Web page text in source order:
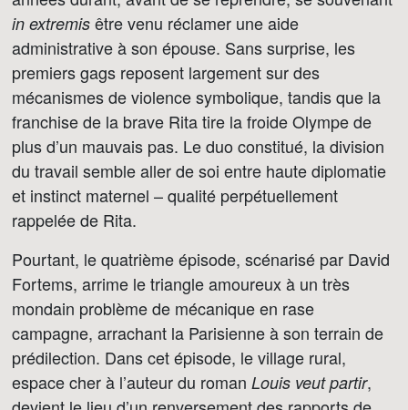
in extremis être venu réclamer une aide
administrative à son épouse. Sans surprise, les
premiers gags reposent largement sur des
mécanismes de violence symbolique, tandis que la
franchise de la brave Rita tire la froide Olympe de
plus d’un mauvais pas. Le duo constitué, la division
du travail semble aller de soi entre haute diplomatie
et instinct maternel – qualité perpétuellement
rappelée de Rita.
Pourtant, le quatrième épisode, scénarisé par David
Fortems, arrime le triangle amoureux à un très
mondain problème de mécanique en rase
campagne, arrachant la Parisienne à son terrain de
prédilection. Dans cet épisode, le village rural,
espace cher à l’auteur du roman Louis veut partir,